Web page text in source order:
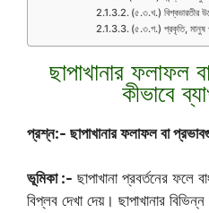
(৫.৩.খ.) বিশ্বভারতীর
(৫.৩.গ.) প্রকৃতি, মানুষ ও
ছাপাখানার ফলাফল
কীভাবে
প্রশ্ন:- ছাপাখানার ফলাফল বা
ভূমিকা :- ছাপাখানা প্রবর্তনের ফলে
বিপ্লব দেখা দেয়। ছাপাখানার